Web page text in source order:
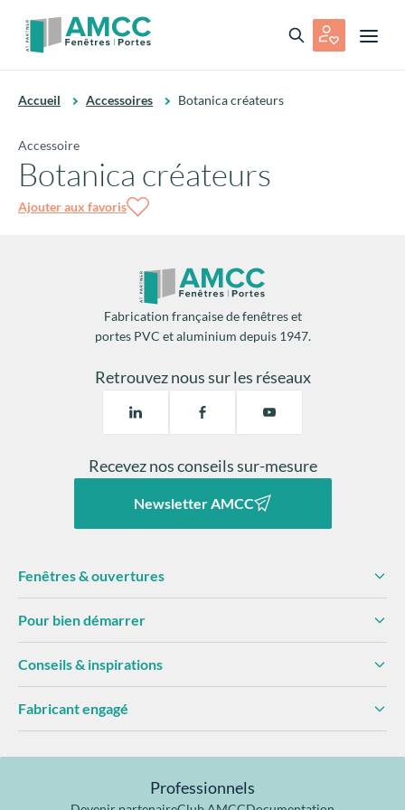
Accueil Accessoires Botanica créateurs
Accessoire
Botanica créateurs
Ajouter aux favoris
Fabrication française de fenêtres et
portes PVC et aluminium depuis 1947.
Retrouvez nous sur les réseaux
Recevez nos conseils sur-mesure
Newsletter AMCC
Fenêtres & ouvertures
Pour bien démarrer
Conseils & inspirations
Fabricant engagé
Professionnels